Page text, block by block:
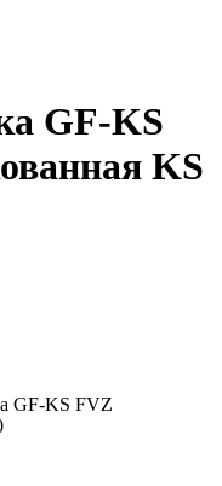
GF-KS
KS
GF-KS FVZ